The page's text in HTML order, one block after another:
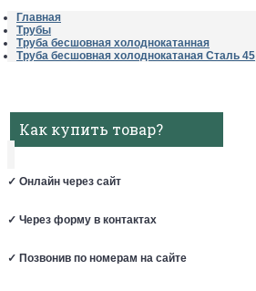
Главная
Трубы
Труба бесшовная холоднокатанная
Труба бесшовная холоднокатаная Сталь 45
Как купить товар?
✓ Онлайн через сайт
✓ Через форму в контактах
✓ Позвонив по номерам на сайте